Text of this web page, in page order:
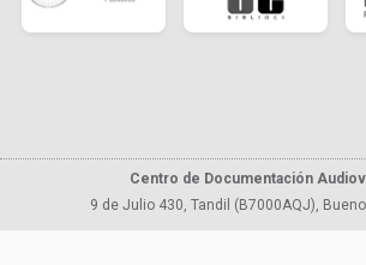
Centro de Documentación
9 de Julio 430, Tandil (B7000AQJ),